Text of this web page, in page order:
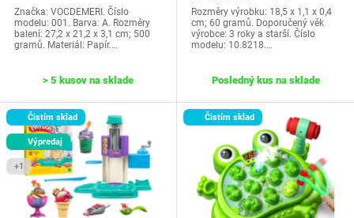
Značka: VOCDEMERI. Číslo
modelu: 001. Barva: A. Rozměry
balení: 27,2 x 21,2 x 3,1 cm; 500
gramů. Materiál: Papír.…
> 5 kusov na sklade
Rozměry výrobku: 18,5 x 1,1 x 0,4
cm; 60 gramů. Doporučený věk
výrobce: 3 roky a starší. Číslo
modelu: 10.8218.…
Posledný kus na sklade
Čistím sklad
Výpredaj
+1
Čistím sklad